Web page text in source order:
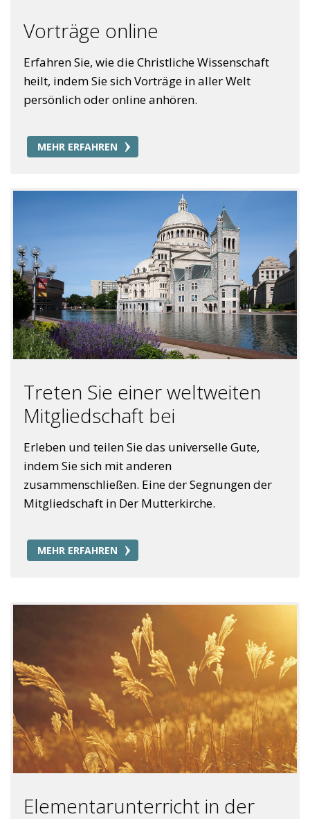
Vorträge online
Erfahren Sie, wie die Christliche Wissenschaft
heilt, indem Sie sich Vorträge in aller Welt
persönlich oder online anhören.
MEHR ERFAHREN
Treten Sie einer weltweiten
Mitgliedschaft bei
Erleben und teilen Sie das universelle Gute,
indem Sie sich mit anderen
zusammenschließen. Eine der Segnungen der
Mitgliedschaft in Der Mutterkirche.
MEHR ERFAHREN
Elementarunterricht in der